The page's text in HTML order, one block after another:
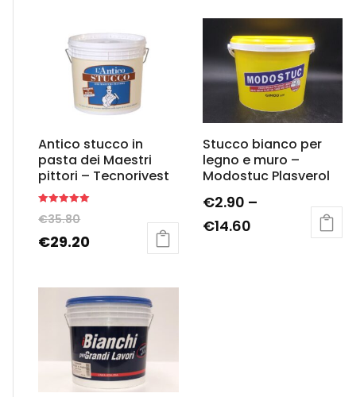
Antico stucco in
pasta dei Maestri
pittori – Tecnorivest
5.00
€35.80
€29.20
Stucco bianco per
legno e muro –
Modostuc Plasverol
€2.90 –
€14.60